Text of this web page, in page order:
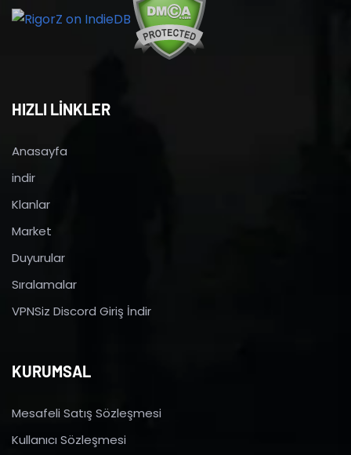
HIZLI LİNKLER
Anasayfa
indir
Klanlar
Market
Duyurular
Sıralamalar
VPNSiz Discord Giriş İndir
KURUMSAL
Mesafeli Satış Sözleşmesi
Kullanıcı Sözleşmesi